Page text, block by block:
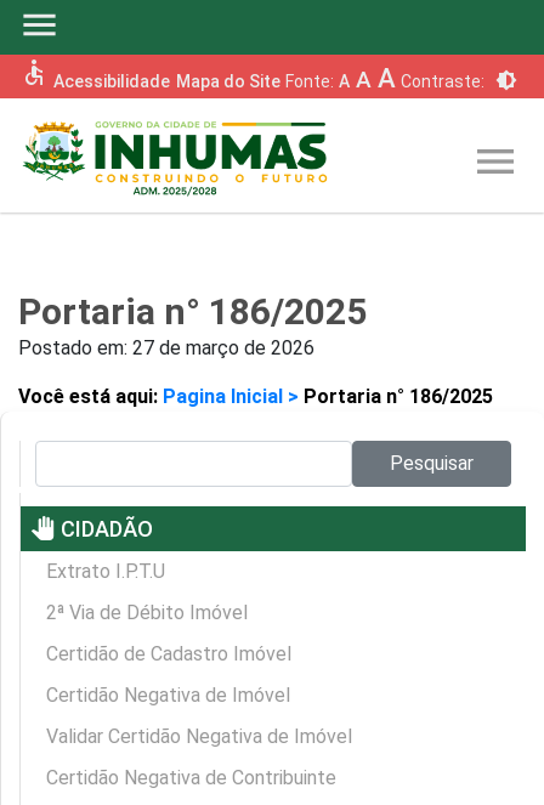
menu
accessible Acessibilidade Mapa do Site Fonte: A A A Contraste: brightness_6
menu
Portaria n° 186/2025
Postado em: 27 de março de 2026
Você está aqui: Pagina Inicial > Portaria n° 186/2025
Pesquisar
pan_tool CIDADÃO
Extrato I.P.T.U
2ª Via de Débito Imóvel
Certidão de Cadastro Imóvel
Certidão Negativa de Imóvel
Validar Certidão Negativa de Imóvel
Certidão Negativa de Contribuinte